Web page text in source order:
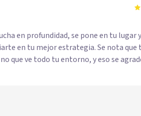
en profundidad, se pone en tu lugar
en tu mejor estrategia. Se nota que
que ve todo tu entorno, y eso se